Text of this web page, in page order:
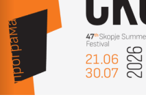
Интересно е што меѓу
ѕвезди има неколку Ваги
дека токму тие ќе